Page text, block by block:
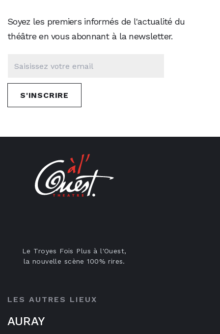
Soyez les premiers informés de l'actualité du
théâtre en vous abonnant à la newsletter.
S'INSCRIRE
Le Troyes Fois Plus à l'Ouest,
la nouvelle scène 100% rires.
LES AUTRES LIEUX
AURAY